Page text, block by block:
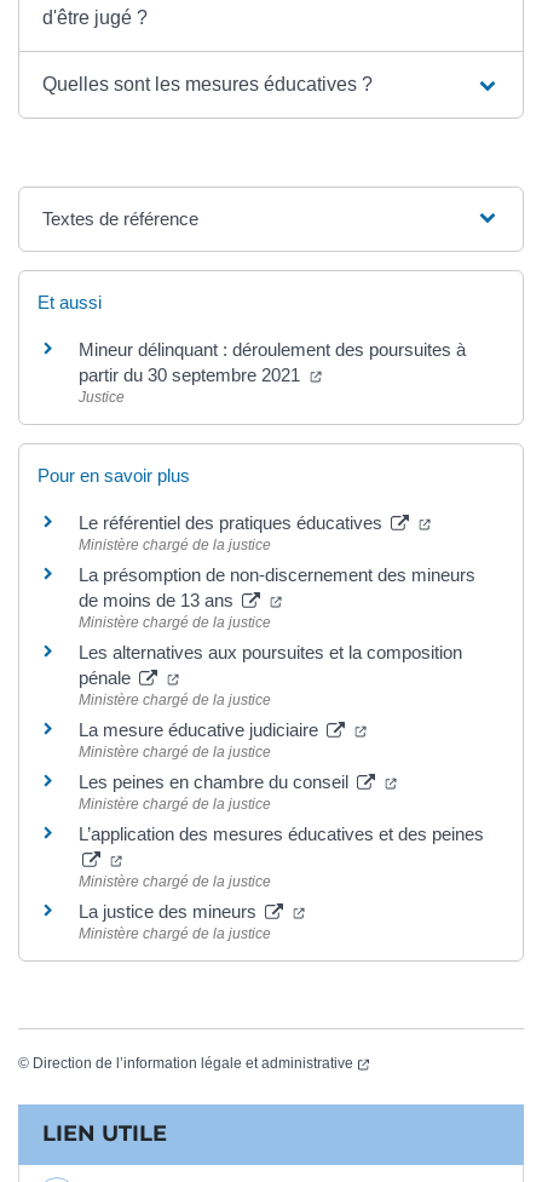
d'être jugé ?
Quelles sont les mesures éducatives ?
Textes de référence
Et aussi
Mineur délinquant : déroulement des poursuites à
partir du 30 septembre 2021
(ouverture dans un nouvel
Justice
Pour en savoir plus
Le référentiel des pratiques éducatives (ouverture
Ministère chargé de la justice
La présomption de non-discernement des mineurs
de moins de 13 ans
(ouverture dans un nouvel
Ministère chargé de la justice
Les alternatives aux poursuites et la composition
pénale
(ouverture dans un nouvel onglet)
Ministère chargé de la justice
La mesure éducative judiciaire (ouverture dans un
Ministère chargé de la justice
Les peines en chambre du conseil (ouverture dans
Ministère chargé de la justice
L’application des mesures éducatives et des peines
(ouverture dans un nouvel onglet)
Ministère chargé de la justice
La justice des mineurs (ouverture dans un nouvel
Ministère chargé de la justice
© Direction de l’information légale et administrative (ouverture dans un
Informations complémentaires
LIEN UTILE